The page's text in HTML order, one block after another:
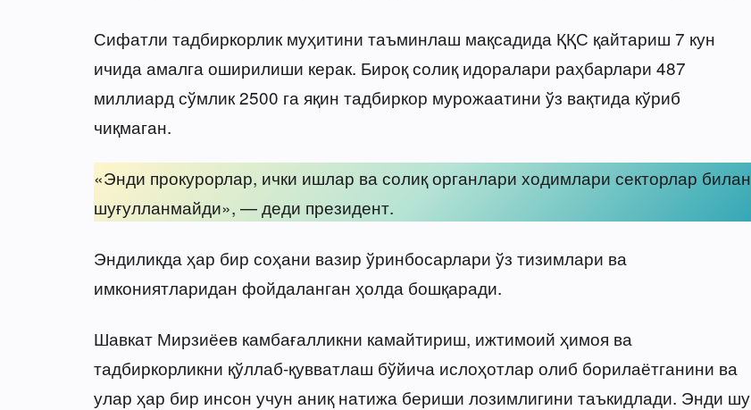
Сифатли тадбиркорлик муҳитини таъминлаш мақсадида ҚҚС қайтариш 7 кун
ичида амалга оширилиши керак. Бироқ солиқ идоралари раҳбарлари 487
миллиард сўмлик 2500 га яқин тадбиркор мурожаатини ўз вақтида кўриб
чиқмаган.
«Энди прокурорлар, ички ишлар ва солиқ органлари ходимлари секторлар билан
шуғулланмайди», — деди президент.
Эндиликда ҳар бир соҳани вазир ўринбосарлари ўз тизимлари ва
имкониятларидан фойдаланган ҳолда бошқаради.
Шавкат Мирзиёев камбағалликни камайтириш, ижтимоий ҳимоя ва
тадбиркорликни қўллаб-қувватлаш бўйича ислоҳотлар олиб борилаётганини ва
улар ҳар бир инсон учун аниқ натижа бериши лозимлигини таъкидлади. Энди шу